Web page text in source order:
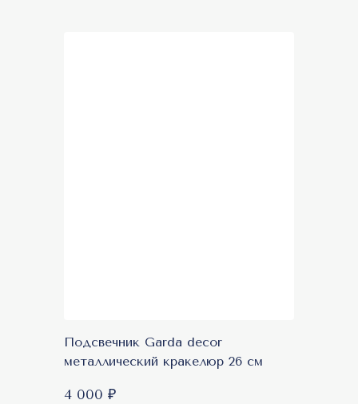
Подсвечник Garda decor
металлический кракелюр 26 см
4 000 ₽